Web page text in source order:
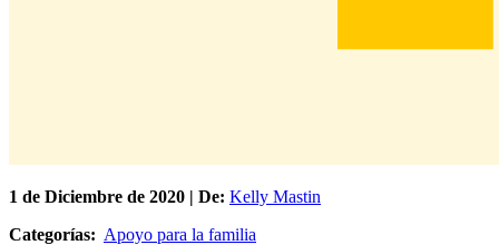
1 de Diciembre de 2020 | De: Kelly Mastin
Categorías: Apoyo para la familia